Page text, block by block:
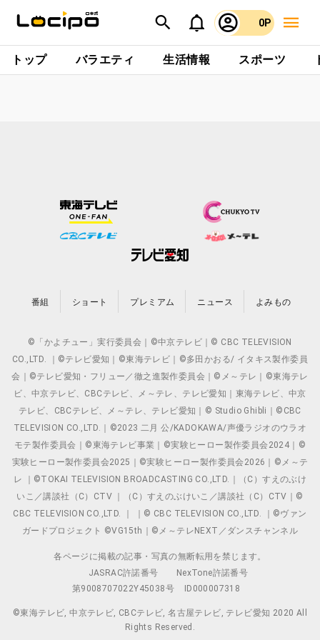
0P
トップ バラエティ 生活情報 スポーツ
番組 ショート プレミアム ニュース よみもの
©「かよチュー」実行委員会｜©中京テレビ｜© CBC TELEVISION
CO.,LTD. ｜©テレビ愛知｜©東海テレビ｜©多田かおる/ イタキス製作委員
会｜©テレビ愛知・フリュー／徹之進製作委員会｜©メ～テレ｜©東海テレ
ビ、中京テレビ、CBCテレビ、メ～テレ、テレビ愛知｜東海テレビ、中京
テレビ、CBCテレビ、メ～テレ、テレビ愛知｜© Studio Ghibli｜©CBC
TELEVISION CO.,LTD.｜©2023 二月 公/KADOKAWA/声優ラジオのウラオ
モテ製作委員会｜©東海テレビ事業｜©実験ヒーロー製作委員会2024｜©
実験ヒーロー製作委員会2025｜©実験ヒーロー製作委員会2026｜©メ～テ
レ ｜©TOKAI TELEVISION BROADCASTING CO.,LTD.｜（C）すえのぶけ
いこ／講談社（C）CTV ｜（C）すえのぶけいこ／講談社（C）CTV｜©
CBC TELEVISION CO.,LTD. ｜ ｜© CBC TELEVISION CO.,LTD. ｜©ヴァン
ガードプロジェクト ©VG15th｜©メ～テレNEXT／ダンスチャンネル
各ページに掲載の記事・写真の無断転用を禁じます。
JASRAC許諾番号
NexTone許諾番号
第9008707022Y45038号
ID000007318
©東海テレビ, 中京テレビ, CBCテレビ, 名古屋テレビ, テレビ愛知 2020 All
Rights Reserved.